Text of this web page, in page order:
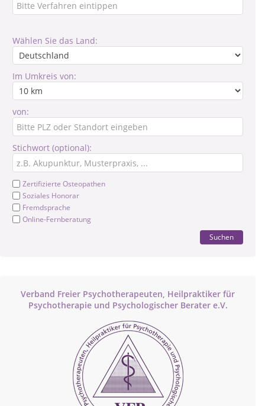
Wählen Sie das Land:
Im Umkreis von:
von:
Stichwort (optional):
Zertifizierte Osteopathen
Soziales Honorar
Fremdsprache
Online-Fernberatung
Suchen
Verband Freier Psychotherapeuten, Heilpraktiker für
Psychotherapie und Psychologischer Berater e.V.